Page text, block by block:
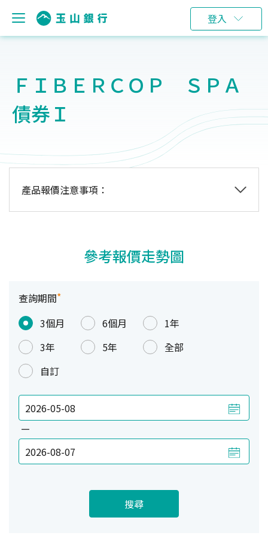
登入
ＦＩＢＥＲＣＯＰ ＳＰＡ
債券Ｉ
產品報價注意事項：
參考報價走勢圖
查詢期間*
3個月
6個月
1年
3年
5年
全部
自訂
—
搜尋